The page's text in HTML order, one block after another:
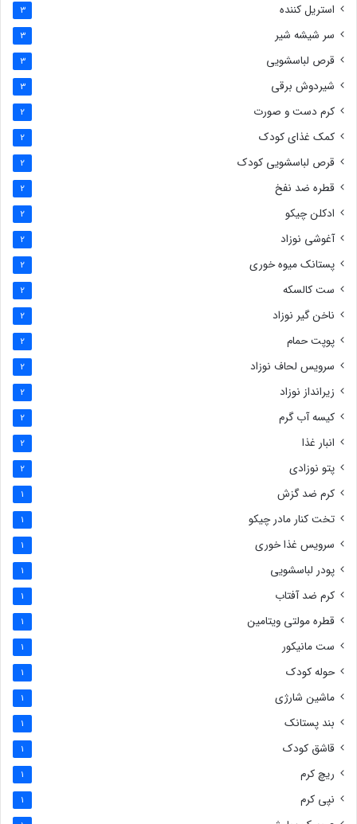
استریل کننده 3
سر شیشه شیر 3
قرص لباسشویی 3
شیردوش برقی 3
کرم دست و صورت 2
کمک غذای کودک 2
قرص لباسشویی کودک 2
قطره ضد نفخ 2
ادکلن چیکو 2
آغوشی نوزاد 2
پستانک میوه خوری 2
ست کالسکه 2
ناخن گیر نوزاد 2
پوپت حمام 2
سرویس لحاف نوزاد 2
زیرانداز نوزاد 2
کیسه آب گرم 2
انبار غذا 2
پتو نوزادی 2
کرم ضد گزش 1
تخت کنار مادر چیکو 1
سرویس غذا خوری 1
پودر لباسشویی 1
کرم ضد آفتاب 1
قطره مولتی ویتامین 1
ست مانیکور 1
حوله کودک 1
ماشین شارژی 1
بند پستانک 1
قاشق کودک 1
ریچ کرم 1
نپی کرم 1